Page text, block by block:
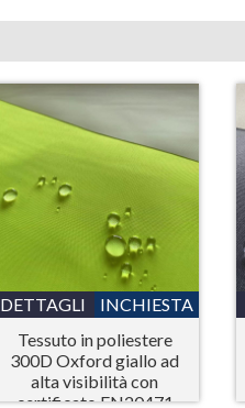
DETTAGLI
INCHIESTA
Tessuto in poliestere
300D Oxford giallo ad
alta visibilità con
certificato EN20471